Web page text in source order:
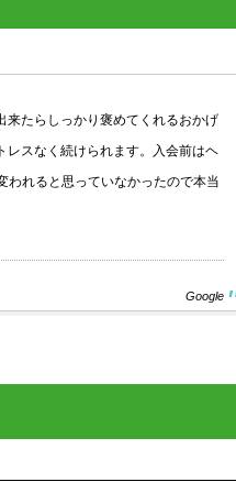
来たらしっかり褒めてくれるおかげ
レスなく続けられます。入会前はヘ
われると思っていなかったので本当
Google